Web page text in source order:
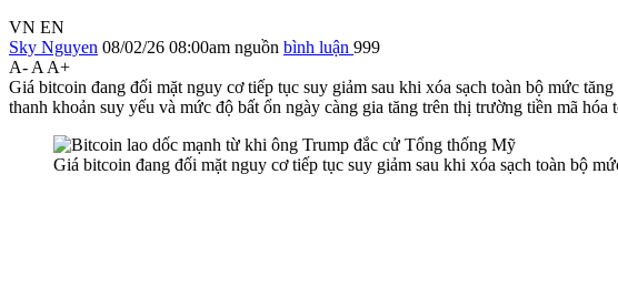
VN EN
Sky Nguyen 08/02/26 08:00am nguồn bình luận 999
A- A A+
Giá bitcoin đang đối mặt nguy cơ tiếp tục suy giảm sau khi xóa sạch toàn bộ mức
thanh khoản suy yếu và mức độ bất ổn ngày càng gia tăng trên thị trường tiền mã hóa
Giá bitcoin đang đối mặt nguy cơ tiếp tục suy giảm sau khi xóa sạch toàn bộ